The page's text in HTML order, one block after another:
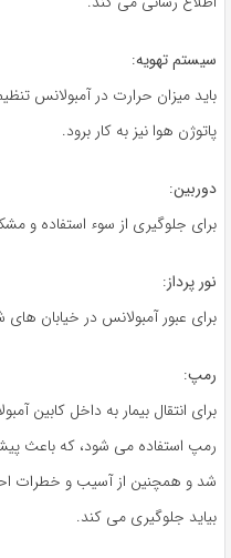
سیستم تهویه:
باید میزان حرارت در آمبولانس
پاتوژن هوا نیز به کار برود.
دوربین:
برای جلوگیری از سوء استفاده و
نور پرداز:
برای عبور آمبولانس در خیابان های
رمپ:
برای انتقال بیمار به داخل کابین
رمپ استفاده می شود، که باعث
شد و همچنین از آسیب و خطرات
بیاید جلوگیری می کند.